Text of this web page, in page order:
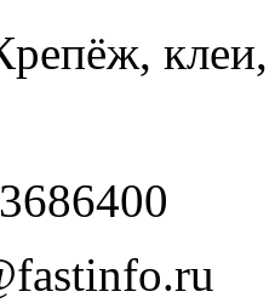
клеи,